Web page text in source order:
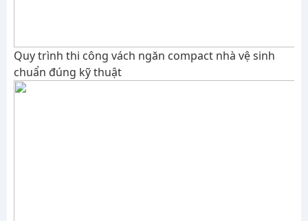
Quy trình thi công vách ngăn compact nhà vệ sinh
chuẩn đúng kỹ thuật